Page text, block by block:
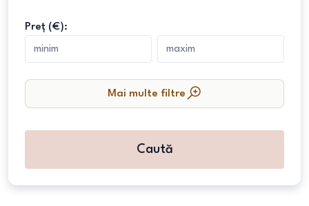
Preț (€):
Mai multe filtre
Caută